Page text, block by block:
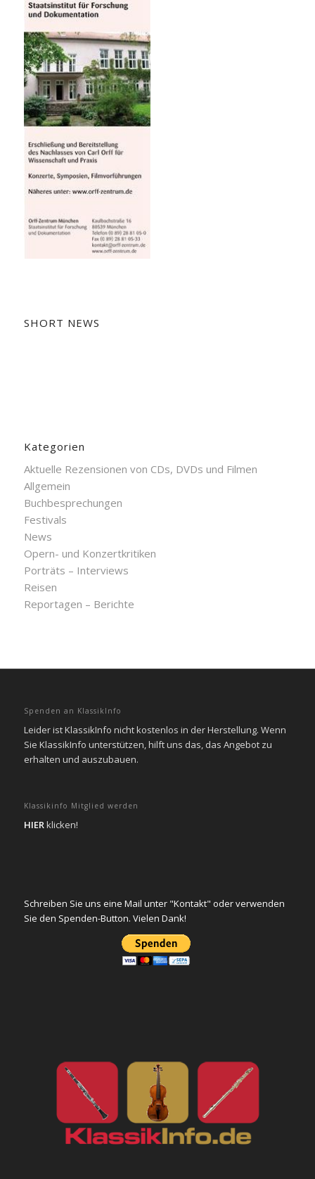
SHORT NEWS
Kategorien
Aktuelle Rezensionen von CDs, DVDs und Filmen
Allgemein
Buchbesprechungen
Festivals
News
Opern- und Konzertkritiken
Porträts – Interviews
Reisen
Reportagen – Berichte
Spenden an KlassikInfo
Leider ist KlassikInfo nicht kostenlos in der Herstellung. Wenn
Sie KlassikInfo unterstützen, hilft uns das, das Angebot zu
erhalten und auszubauen.
Klassikinfo Mitglied werden
HIERklicken!
Schreiben Sie uns eine Mail unter "Kontakt" oder verwenden
Sie den Spenden-Button. Vielen Dank!